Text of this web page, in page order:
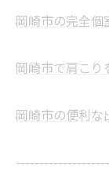
岡崎市の完全個
岡崎市で肩こり
岡崎市の便利な